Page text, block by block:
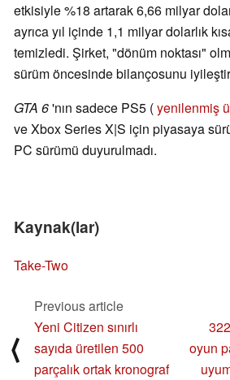
etkisiyle %18 artarak 6,66 milyar
ayrıca yıl içinde 1,1 milyar dolarlık
temizledi. Şirket, "dönüm noktası"
sürüm öncesinde bilançosunu
GTA 6'nın sadece PS5 (yenilenmiş
ve Xbox Series X|S için piyasaya
PC sürümü duyurulmadı.
Kaynak(lar)
Take-Two
⟨
Previous article
Yeni Citizen sınırlı
sayıda üretilen 500
parçalık ortak kronograf
oyun